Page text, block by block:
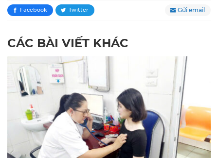
Facebook Twitter Gửi email
CÁC BÀI VIẾT KHÁC